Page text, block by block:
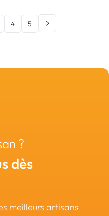
4 5
?
dès
meilleurs artisans